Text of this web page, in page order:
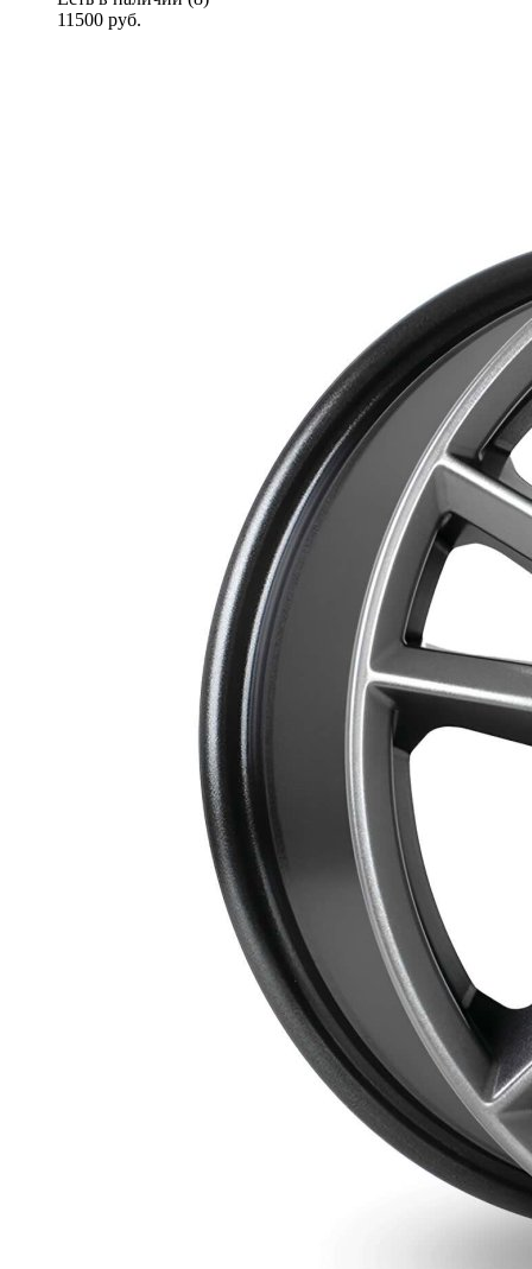
11500 руб.